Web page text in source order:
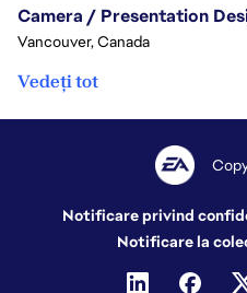
Camera / Presentation
Vancouver, Canada
Vedeți tot
Notificare privind
Notificare la